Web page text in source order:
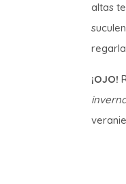
altas
¡OJO!